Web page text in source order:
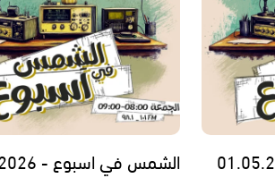
الشمس في اسبوع - 24.04.2026